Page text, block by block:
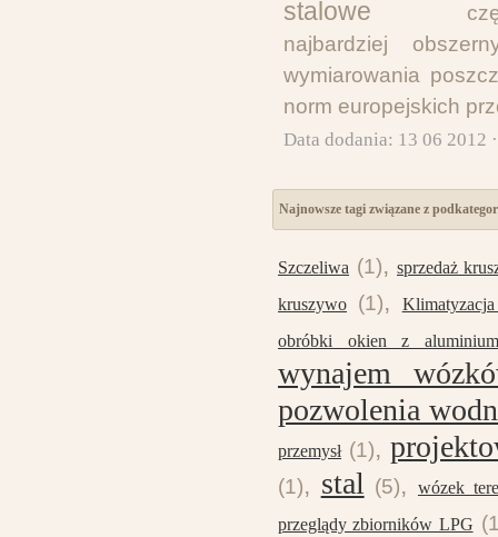
najbardziej
wymiarowania
norm europejskich
Data dodania: 13 06 2012
Najnowsze tagi związane z
Szczeliwa (1), sprzedaż
kruszywo
(1),
obróbki okien z aluminium
wynajem
pozwolenia
przemysł (1),
(1), stal (5),
wózek
przeglądy zbiorników LPG